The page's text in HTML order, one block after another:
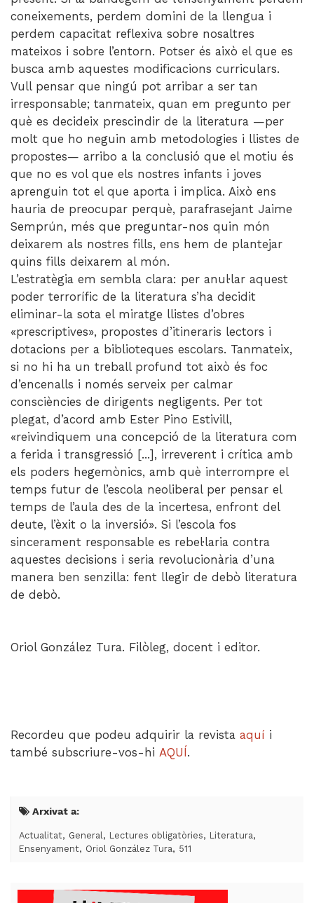
coneixements, perdem domini de la llengua i
perdem capacitat reflexiva sobre nosaltres
mateixos i sobre l’entorn. Potser és això el que es
busca amb aquestes modificacions curriculars.
Vull pensar que ningú pot arribar a ser tan
irresponsable; tanmateix, quan em pregunto per
què es decideix prescindir de la literatura —per
molt que ho neguin amb metodologies i llistes de
propostes— arribo a la conclusió que el motiu és
que no es vol que els nostres infants i joves
aprenguin tot el que aporta i implica. Això ens
hauria de preocupar perquè, parafrasejant Jaime
Semprún, més que preguntar-nos quin món
deixarem als nostres fills, ens hem de plantejar
quins fills deixarem al món.
L’estratègia em sembla clara: per anul·lar aquest
poder terrorífic de la literatura s’ha decidit
eliminar-la sota el miratge llistes d’obres
«prescriptives», propostes d’itineraris lectors i
dotacions per a biblioteques escolars. Tanmateix,
si no hi ha un treball profund tot això és foc
d’encenalls i només serveix per calmar
consciències de dirigents negligents. Per tot
plegat, d’acord amb Ester Pino Estivill,
«reivindiquem una concepció de la literatura com
a ferida i transgressió [...], irreverent i crítica amb
els poders hegemònics, amb què interrompre el
temps futur de l’escola neoliberal per pensar el
temps de l’aula des de la incertesa, enfront del
deute, l’èxit o la inversió». Si l’escola fos
sincerament responsable es rebel·laria contra
aquestes decisions i seria revolucionària d’una
manera ben senzilla: fent llegir de debò literatura
de debò.
Oriol González Tura. Filòleg, docent i editor.
Recordeu que podeu adquirir la revista aquí i
també subscriure-vos-hi AQUÍ.
Arxivat a:
Actualitat, General , Lectures obligatòries, Literatura,
Ensenyament, Oriol González Tura, 511